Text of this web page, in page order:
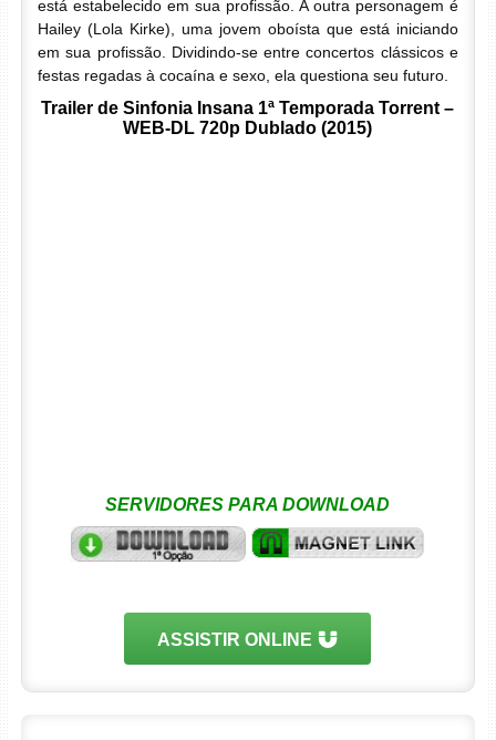
está estabelecido em sua profissão. A outra personagem é
Hailey (Lola Kirke), uma jovem oboísta que está iniciando
em sua profissão. Dividindo-se entre concertos clássicos e
festas regadas à cocaína e sexo, ela questiona seu futuro.
Trailer de Sinfonia Insana 1ª Temporada Torrent –
WEB-DL 720p Dublado (2015)
SERVIDORES PARA DOWNLOAD
ASSISTIR ONLINE